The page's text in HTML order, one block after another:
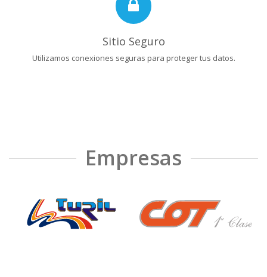
Sitio Seguro
Utilizamos conexiones seguras para proteger tus datos.
Empresas
❮ ❯